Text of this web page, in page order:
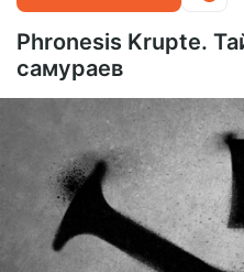
Phronesis Krupte.
самураев